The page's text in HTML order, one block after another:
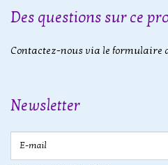
Des questions sur ce
Contactez-nous via le formulaire
Newsletter